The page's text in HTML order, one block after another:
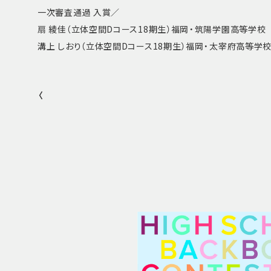
一次審査通過 入賞／
扇 綾佳（立体空間Dコース18期生）福岡・筑陽学園高等学校
溝上 しおり（立体空間Dコース18期生）福岡・太宰府高等学
〈